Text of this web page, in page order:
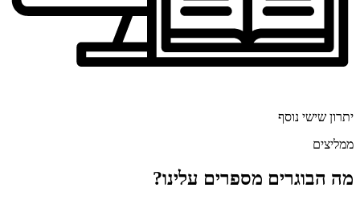
יתרון שישי נוסף
ממליצים
מה הבוגרים מספרים עלינו?